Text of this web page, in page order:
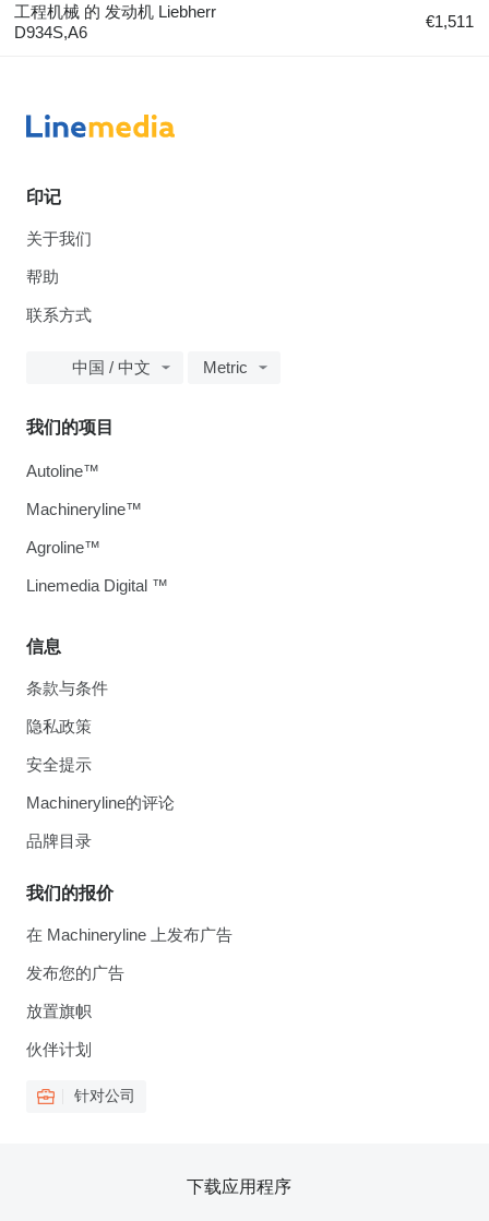
工程机械 的 发动机 Liebherr
D934S,A6
€1,511
印记
关于我们
帮助
联系方式
中国 / 中文 Metric
信息
条款与条件
隐私政策
安全提示
Machineryline的评论
品牌目录
我们的报价
在 Machineryline 上发布广告
发布您的广告
放置旗帜
伙伴计划
针对公司
我们的项目
Autoline™
Machineryline™
Agroline™
Linemedia Digital ™
下载应用程序